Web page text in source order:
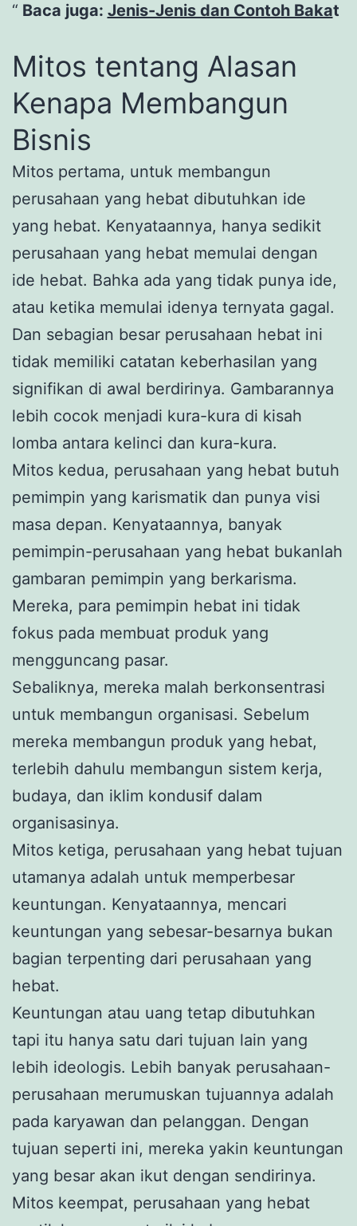
Baca juga: Jenis-Jenis dan Contoh Bakat
Mitos tentang Alasan
Kenapa Membangun
Bisnis
Mitos pertama, untuk membangun
perusahaan yang hebat dibutuhkan ide
yang hebat. Kenyataannya, hanya sedikit
perusahaan yang hebat memulai dengan
ide hebat. Bahka ada yang tidak punya ide,
atau ketika memulai idenya ternyata gagal.
Dan sebagian besar perusahaan hebat ini
tidak memiliki catatan keberhasilan yang
signifikan di awal berdirinya. Gambarannya
lebih cocok menjadi kura-kura di kisah
lomba antara kelinci dan kura-kura.
Mitos kedua, perusahaan yang hebat butuh
pemimpin yang karismatik dan punya visi
masa depan. Kenyataannya, banyak
pemimpin-perusahaan yang hebat bukanlah
gambaran pemimpin yang berkarisma.
Mereka, para pemimpin hebat ini tidak
fokus pada membuat produk yang
mengguncang pasar.
Sebaliknya, mereka malah berkonsentrasi
untuk membangun organisasi. Sebelum
mereka membangun produk yang hebat,
terlebih dahulu membangun sistem kerja,
budaya, dan iklim kondusif dalam
organisasinya.
Mitos ketiga, perusahaan yang hebat tujuan
utamanya adalah untuk memperbesar
keuntungan. Kenyataannya, mencari
keuntungan yang sebesar-besarnya bukan
bagian terpenting dari perusahaan yang
hebat.
Keuntungan atau uang tetap dibutuhkan
tapi itu hanya satu dari tujuan lain yang
lebih ideologis. Lebih banyak perusahaan-
perusahaan merumuskan tujuannya adalah
pada karyawan dan pelanggan. Dengan
tujuan seperti ini, mereka yakin keuntungan
yang besar akan ikut dengan sendirinya.
Mitos keempat, perusahaan yang hebat